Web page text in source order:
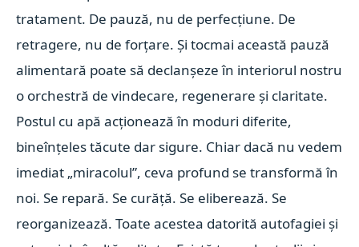
tratament. De pauză, nu de perfecțiune. De
retragere, nu de forțare. Și tocmai această pauză
alimentară poate să declanșeze în interiorul nostru
o orchestră de vindecare, regenerare și claritate.
Postul cu apă acționează în moduri diferite,
bineînțeles tăcute dar sigure. Chiar dacă nu vedem
imediat „miracolul”, ceva profund se transformă în
noi. Se repară. Se curăță. Se eliberează. Se
reorganizează. Toate acestea datorită autofagiei și